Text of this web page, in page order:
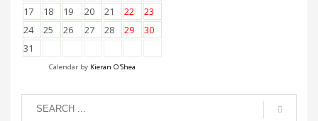
17
18 19 20 21 22
23
24
25 26 27 28 29
30
31
Calendar by Kieran O'Shea